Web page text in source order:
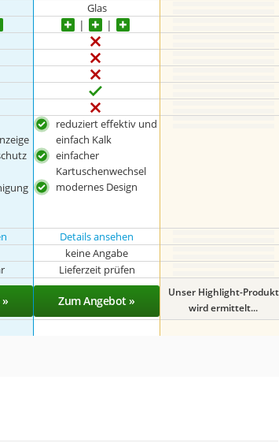
Glas
reduziert effektiv und
einfach Kalk
einfacher
Kartuschenwechsel
modernes Design
Details ansehen
keine Angabe
Lieferzeit prüfen
Zum Angebot »
Unser Highlight-Produkt
wird ermittelt...